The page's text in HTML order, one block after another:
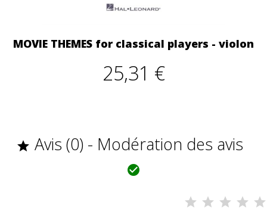
MOVIE THEMES for classical players - violon
25,31 €
 Avis (0) - Modération des avis
